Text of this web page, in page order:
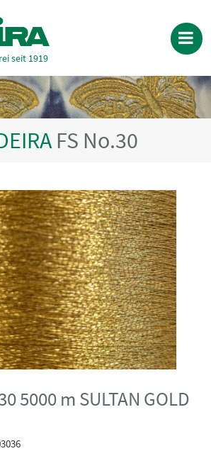
seit 1919
FS No.30
5000 m SULTAN GOLD